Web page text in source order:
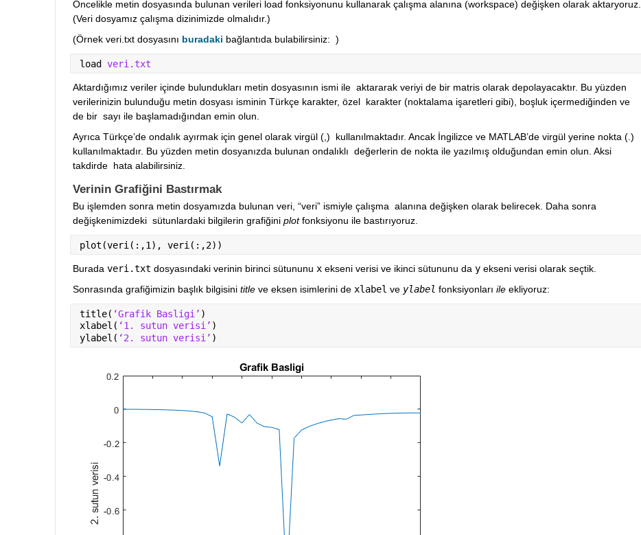
Öncelikle metin dosyasında bulunan verileri load fonksiyonunu kullanarak çalışma alanına (workspace) değişken olarak aktaryoruz.
(Veri dosyamız çalışma dizinimizde olmalıdır.)
(Örnek veri.txt dosyasını buradaki bağlantıda bulabilirsiniz:  )
load veri.txt
Aktardığımız veriler içinde bulundukları metin dosyasının ismi ile  aktararak veriyi de bir matris olarak depolayacaktır. Bu yüzden
verilerinizin bulunduğu metin dosyası isminin Türkçe karakter, özel  karakter (noktalama işaretleri gibi), boşluk içermediğinden ve
de bir  sayı ile başlamadığından emin olun.
Ayrıca Türkçe’de ondalık ayırmak için genel olarak virgül (,)  kullanılmaktadır. Ancak İngilizce ve MATLAB’de virgül yerine nokta (.)
kullanılmaktadır. Bu yüzden metin dosyanızda bulunan ondalıklı  değerlerin de nokta ile yazılmış olduğundan emin olun. Aksi
takdirde  hata alabilirsiniz.
Verinin Grafiğini Bastırmak
Bu işlemden sonra metin dosyamızda bulunan veri, “veri” ismiyle çalışma  alanına değişken olarak belirecek. Daha sonra
değişkenimizdeki  sütunlardaki bilgilerin grafiğini plot fonksiyonu ile bastırıyoruz.
plot(veri(:,1), veri(:,2))
Burada veri.txt dosyasındaki verinin birinci sütununu x ekseni verisi ve ikinci sütununu da y ekseni verisi olarak seçtik.
Sonrasında grafiğimizin başlık bilgisini title ve eksen isimlerini de xlabel ve ylabel fonksiyonları ile ekliyoruz:
title( ‘Grafik Basligi’ )
xlabel( ‘1. sutun verisi’ )
ylabel( ‘2. sutun verisi’ )